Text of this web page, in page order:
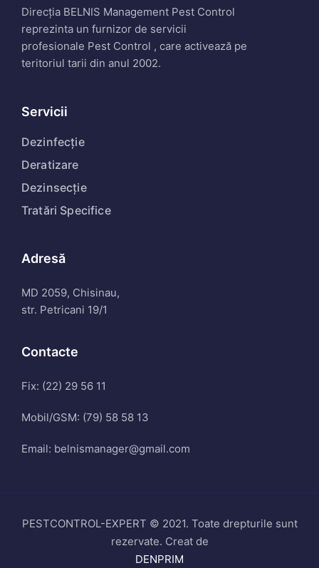
Direcția BELNIS Management Pest Control
reprezinta un furnizor de servicii
profesionale Pest Control , care activează pe
teritoriul tarii din anul 2002.
Servicii
Dezinfecție
Deratizare
Dezinsecție
Tratări Specifice
Adresă
MD 2059, Chisinau,
str. Petricani 19/1
Contacte
Fix: (22) 29 56 11
Mobil/GSM: (79) 58 58 13
Email: belnismanager@gmail.com
PESTCONTROL-EXPERT © 2021. Toate drepturile sunt
rezervate. Creat de
DENPRIM